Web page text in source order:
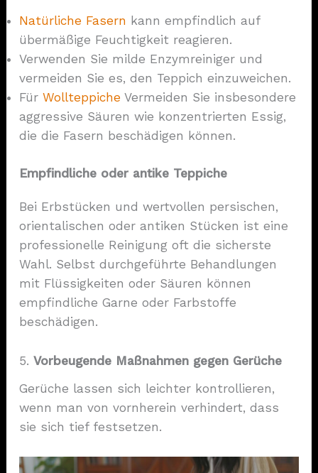
Natürliche Fasern kann empfindlich auf
übermäßige Feuchtigkeit reagieren.
Verwenden Sie milde Enzymreiniger und
vermeiden Sie es, den Teppich einzuweichen.
Für Wollteppiche Vermeiden Sie insbesondere
aggressive Säuren wie konzentrierten Essig,
die die Fasern beschädigen können.
Empfindliche oder antike Teppiche
Bei Erbstücken und wertvollen persischen,
orientalischen oder antiken Stücken ist eine
professionelle Reinigung oft die sicherste
Wahl. Selbst durchgeführte Behandlungen
mit Flüssigkeiten oder Säuren können
empfindliche Garne oder Farbstoffe
beschädigen.
5. Vorbeugende Maßnahmen gegen Gerüche
Gerüche lassen sich leichter kontrollieren,
wenn man von vornherein verhindert, dass
sie sich tief festsetzen.